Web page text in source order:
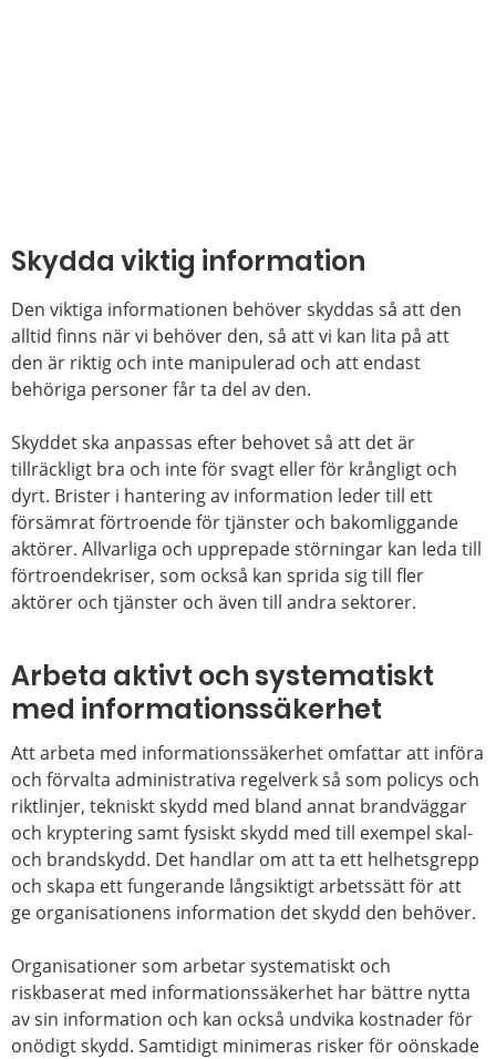
Skydda viktig information
Den viktiga informationen behöver skyddas så att den
alltid finns när vi behöver den, så att vi kan lita på att
den är riktig och inte manipulerad och att endast
behöriga personer får ta del av den.
Skyddet ska anpassas efter behovet så att det är
tillräckligt bra och inte för svagt eller för krångligt och
dyrt. Brister i hantering av information leder till ett
försämrat förtroende för tjänster och bakomliggande
aktörer. Allvarliga och upprepade störningar kan leda till
förtroendekriser, som också kan sprida sig till fler
aktörer och tjänster och även till andra sektorer.
Arbeta aktivt och systematiskt
med informationssäkerhet
Att arbeta med informationssäkerhet omfattar att införa
och förvalta administrativa regelverk så som policys och
riktlinjer, tekniskt skydd med bland annat brandväggar
och kryptering samt fysiskt skydd med till exempel skal-
och brandskydd. Det handlar om att ta ett helhetsgrepp
och skapa ett fungerande långsiktigt arbetssätt för att
ge organisationens information det skydd den behöver.
Organisationer som arbetar systematiskt och
riskbaserat med informationssäkerhet har bättre nytta
av sin information och kan också undvika kostnader för
onödigt skydd. Samtidigt minimeras risker för oönskade